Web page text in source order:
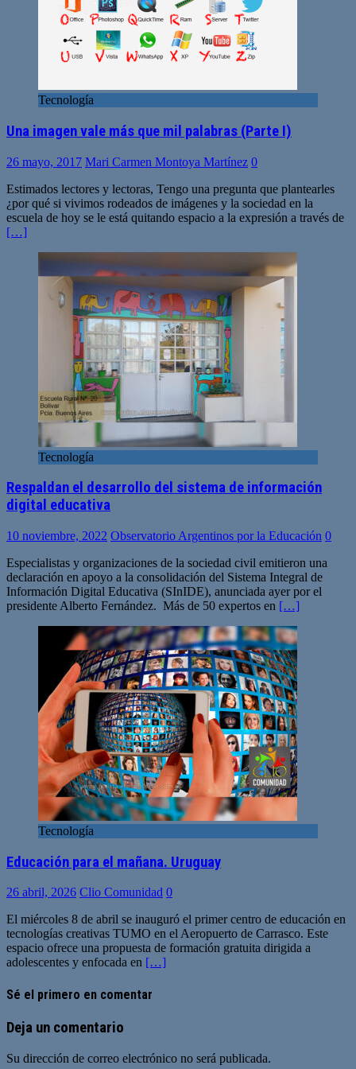
Tecnología
Una imagen vale más que mil palabras (Parte I)
26 mayo, 2017 Mari Carmen Montoya Martínez 0
Estimados lectores y lectoras, Tengo una pregunta que plantearles
¿por qué si vivimos rodeados de imágenes y la sociedad en la
escuela de hoy se le está quitando espacio a la expresión a través de
[…]
Tecnología
Respaldan el desarrollo del sistema de información
digital educativa
10 noviembre, 2022 Observatorio Argentinos por la Educación 0
Especialistas y organizaciones de la sociedad civil emitieron una
declaración en apoyo a la consolidación del Sistema Integral de
Información Digital Educativa (SInIDE), anunciada ayer por el
presidente Alberto Fernández. Más de 50 expertos en […]
Tecnología
Educación para el mañana. Uruguay
26 abril, 2026 Clio Comunidad 0
El miércoles 8 de abril se inauguró el primer centro de educación en
tecnologías creativas TUMO en el Aeropuerto de Carrasco. Este
espacio ofrece una propuesta de formación gratuita dirigida a
adolescentes y enfocada en […]
Sé el primero en comentar
Deja un comentario
Su dirección de correo electrónico no será publicada.